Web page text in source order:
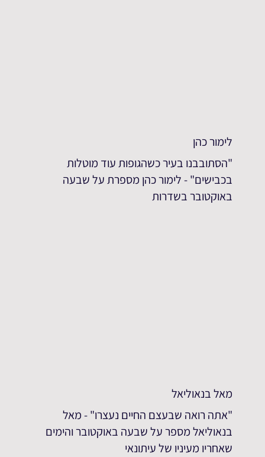
לימור כהן
"הסתובבנו בעיר כשהגופות עוד מוטלות
בכבישים" - לימור כהן מספרת על שבעה
באוקטובר בשדרות
מאל בנאוליאל
"אתה רואה שבעצם החיים נעצרו" - מאל
בנאוליאל מספר על שבעה באוקטובר והימים
שאחריו מעיניו של עיתונאי